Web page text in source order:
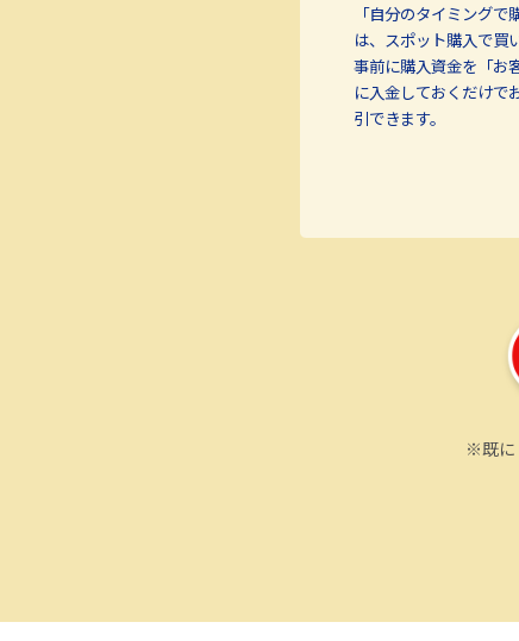
「自分のタイミング
は、スポット購入で買
事前に購入資金を「お
に入金しておくだけで
引できます。
※既に